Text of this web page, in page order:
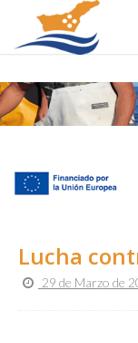
Lucha
29 de Marzo de